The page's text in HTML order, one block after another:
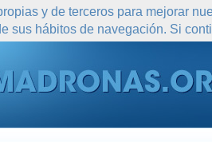
y de terceros para mejorar
sus hábitos de navegación. Si